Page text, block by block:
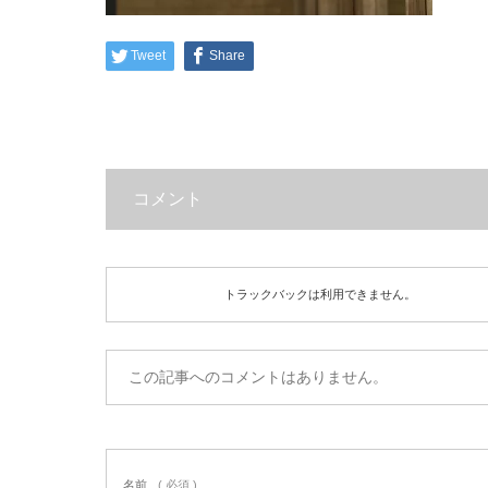
Tweet Share
コメント
トラックバックは利用できません。
この記事へのコメントはありません。
名前 ( 必須 )